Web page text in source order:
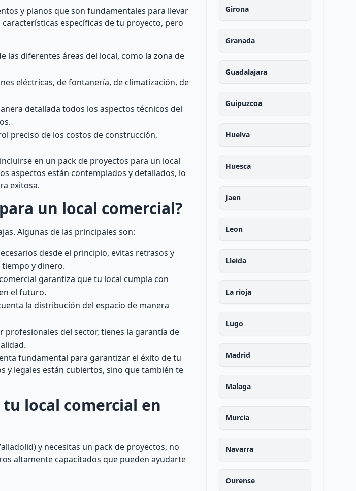
y planos que son fundamentales para llevar
específicas de tu proyecto, pero
las diferentes áreas del local, como la zona de
eléctricas, de fontanería, de climatización, de
detallada todos los aspectos técnicos del
preciso de los costos de construcción,
en un pack de proyectos para un local
aspectos están contemplados y detallados, lo
exitosa.
un local comercial?
Algunas de las principales son:
desde el principio, evitas retrasos y
y dinero.
garantiza que tu local cumpla con
el futuro.
la distribución del espacio de manera
del sector, tienes la garantía de
fundamental para garantizar el éxito de tu
y legales están cubiertos, sino que también te
local comercial en
y necesitas un pack de proyectos, no
altamente capacitados que pueden ayudarte
Girona
Granada
Guadalajara
Guipuzcoa
Huelva
Huesca
Jaen
Leon
Lleida
La rioja
Lugo
Madrid
Malaga
Murcia
Navarra
Ourense